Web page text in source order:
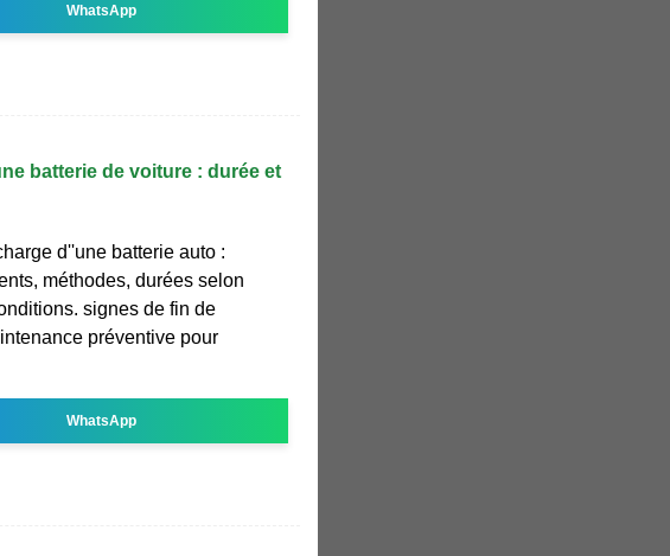
WhatsApp
batterie de voiture : durée et
d''une batterie auto :
méthodes, durées selon
signes de fin de
préventive pour
WhatsApp